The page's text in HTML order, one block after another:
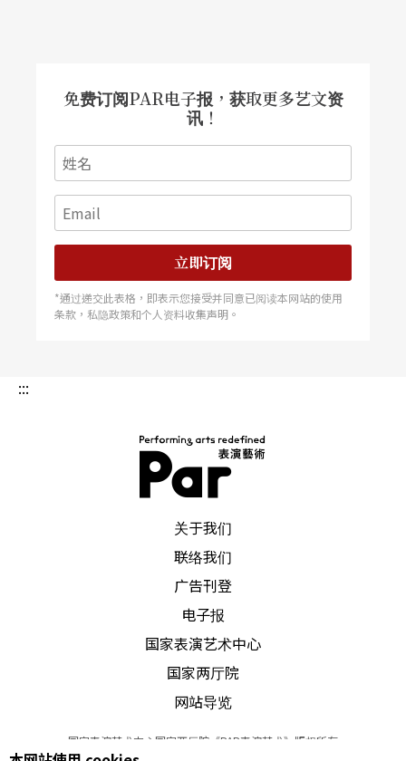
免费订阅PAR电子报，获取更多艺文资
讯！
立即订阅
*通过递交此表格，即表示您接受并同意已阅读本网站的使用
条款，私隐政策和个人资料收集声明。
:::
关于我们
联络我们
广告刊登
电子报
国家表演艺术中心
国家两厅院
网站导览
国家表演艺术中心国家两厅院《PAR表演艺术》版权所有